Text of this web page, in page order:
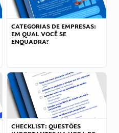
CATEGORIAS DE EMPRESAS:
EM QUAL VOCÊ SE
ENQUADRA?
CHECKLIST: QUESTÕES